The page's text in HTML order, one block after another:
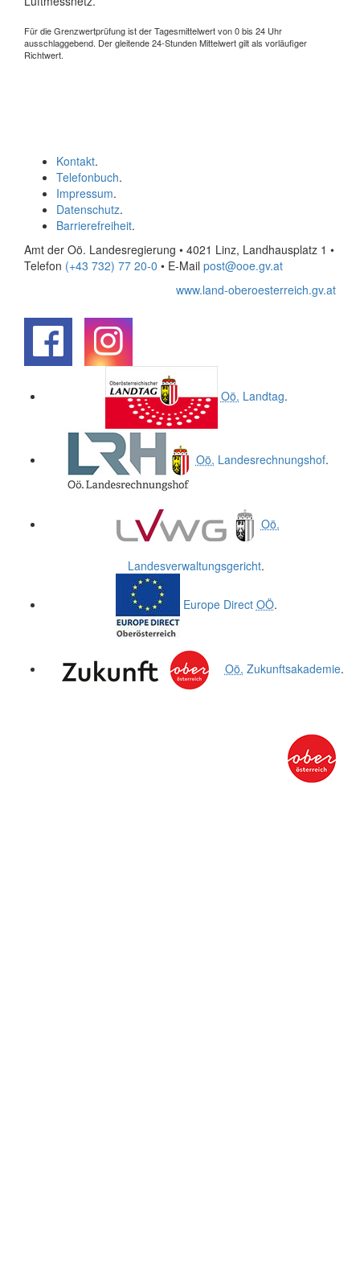
Für die Grenzwertprüfung ist der Tagesmittelwert von 0 bis 24 Uhr
ausschlaggebend. Der gleitende 24-Stunden Mittelwert gilt als vorläufiger
Richtwert.
Kontakt.
Telefonbuch.
Impressum.
Datenschutz.
Barrierefreiheit.
Amt der Oö. Landesregierung • 4021 Linz, Landhausplatz 1 •
Telefon (+43 732) 77 20-0 • E-Mail post@ooe.gv.at
www.land-oberoesterreich.gv.at
Oö. Landtag.
Oö. Landesrechnungshof.
Oö.
Landesverwaltungsgericht.
Europe Direct OÖ.
Oö. Zukunftsakademie.